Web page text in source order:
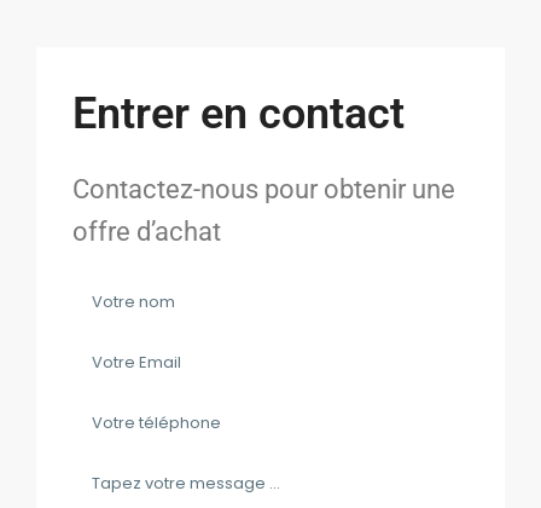
Entrer en contact
Contactez-nous pour obtenir une
offre d’achat